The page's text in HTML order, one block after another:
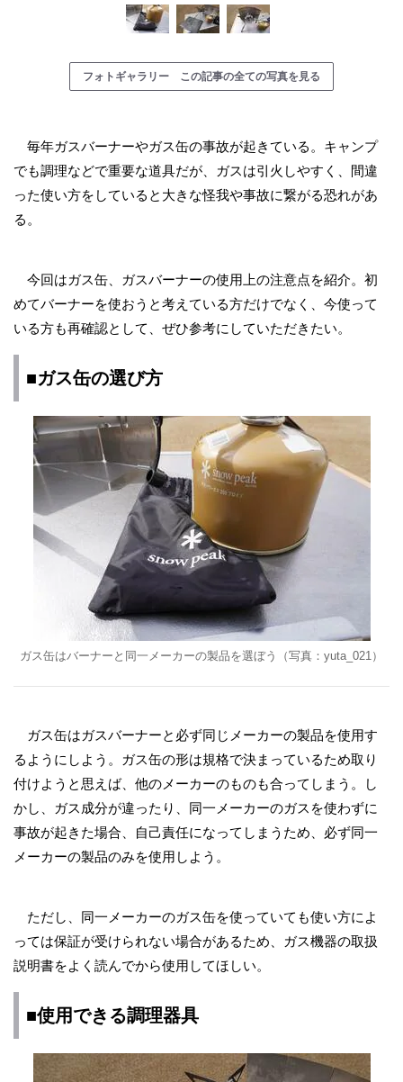
フォトギャラリー この記事の全ての写真を見る
毎年ガスバーナーやガス缶の事故が起きている。キャンプ
でも調理などで重要な道具だが、ガスは引火しやすく、間違
った使い方をしていると大きな怪我や事故に繋がる恐れがあ
る。
今回はガス缶、ガスバーナーの使用上の注意点を紹介。初
めてバーナーを使おうと考えている方だけでなく、今使って
いる方も再確認として、ぜひ参考にしていただきたい。
■ガス缶の選び方
ガス缶はバーナーと同一メーカーの製品を選ぼう（写真：yuta_021）
ガス缶はガスバーナーと必ず同じメーカーの製品を使用す
るようにしよう。ガス缶の形は規格で決まっているため取り
付けようと思えば、他のメーカーのものも合ってしまう。し
かし、ガス成分が違ったり、同一メーカーのガスを使わずに
事故が起きた場合、自己責任になってしまうため、必ず同一
メーカーの製品のみを使用しよう。
ただし、同一メーカーのガス缶を使っていても使い方によ
っては保証が受けられない場合があるため、ガス機器の取扱
説明書をよく読んでから使用してほしい。
■使用できる調理器具